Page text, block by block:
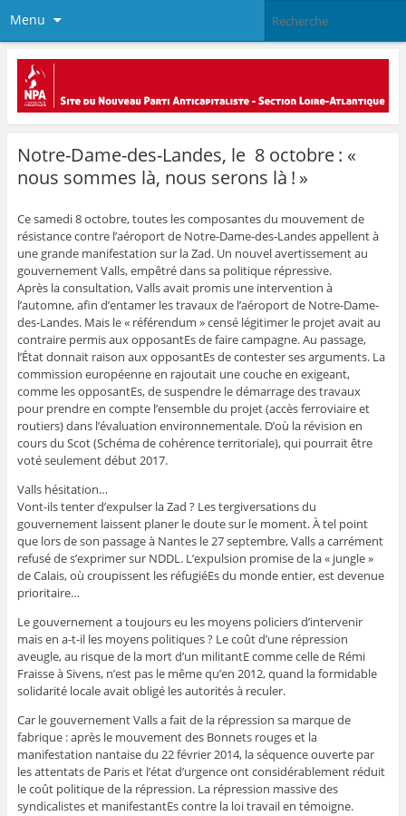
Menu
Notre-Dame-des-Landes, le 8 octobre : «
nous sommes là, nous serons là ! »
Ce samedi 8 octobre, toutes les composantes du mouvement de
résistance contre l’aéroport de Notre-Dame-des-Landes appellent à
une grande manifestation sur la Zad. Un nouvel avertissement au
gouvernement Valls, empêtré dans sa politique répressive.
Après la consultation, Valls avait promis une intervention à
l’automne, afin d’entamer les travaux de l’aéroport de Notre-Dame-
des-Landes. Mais le « référendum » censé légitimer le projet avait au
contraire permis aux opposantEs de faire campagne. Au passage,
l’État donnait raison aux opposantEs de contester ses arguments. La
commission européenne en rajoutait une couche en exigeant,
comme les opposantEs, de suspendre le démarrage des travaux
pour prendre en compte l’ensemble du projet (accès ferroviaire et
routiers) dans l’évaluation environnementale. D’où la révision en
cours du Scot (Schéma de cohérence territoriale), qui pourrait être
voté seulement début 2017.
Valls hésitation…
Vont-ils tenter d’expulser la Zad ? Les tergiversations du
gouvernement laissent planer le doute sur le moment. À tel point
que lors de son passage à Nantes le 27 septembre, Valls a carrément
refusé de s’exprimer sur NDDL. L’expulsion promise de la « jungle »
de Calais, où croupissent les réfugiéEs du monde entier, est devenue
prioritaire…
Le gouvernement a toujours eu les moyens policiers d’intervenir
mais en a-t-il les moyens politiques ? Le coût d’une répression
aveugle, au risque de la mort d’un militantE comme celle de Rémi
Fraisse à Sivens, n’est pas le même qu’en 2012, quand la formidable
solidarité locale avait obligé les autorités à reculer.
Car le gouvernement Valls a fait de la répression sa marque de
fabrique : après le mouvement des Bonnets rouges et la
manifestation nantaise du 22 février 2014, la séquence ouverte par
les attentats de Paris et l’état d’urgence ont considérablement réduit
le coût politique de la répression. La répression massive des
syndicalistes et manifestantEs contre la loi travail en témoigne.